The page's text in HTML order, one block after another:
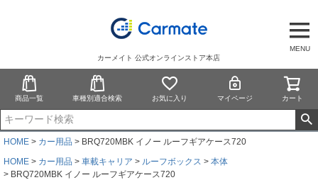
MENU
カーメイト 公式オンラインストア本店
商品一覧 車種別適合検索 お気に入り マイページ カート
HOME カー用品
BRQ720MBK イノー ルーフギアケース720
HOME
カー用品 車載キャリア ルーフボックス
本体
BRQ720MBK イノー ルーフギアケース720